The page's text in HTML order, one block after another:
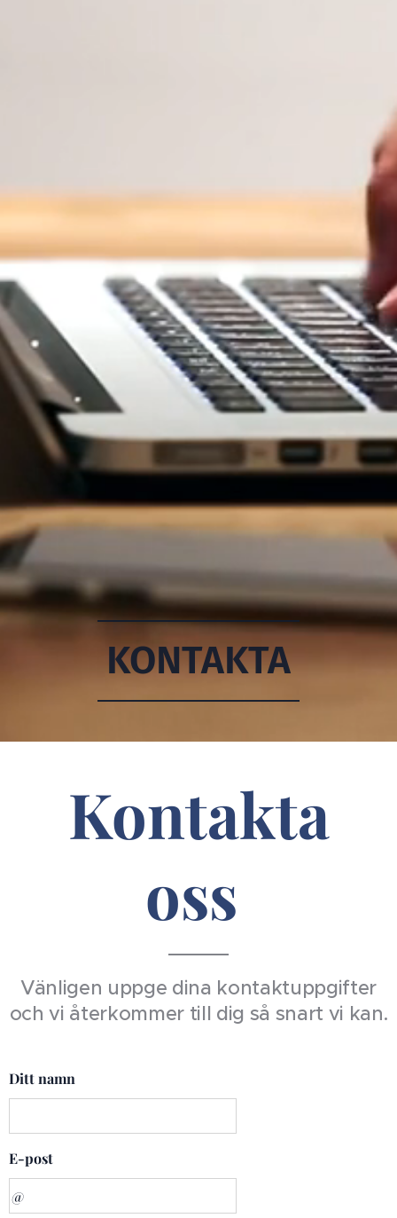
KONTAKTA
Kontakta
oss
Vänligen uppge dina kontaktuppgifter
och vi återkommer till dig så snart vi kan.
Ditt namn
E-post